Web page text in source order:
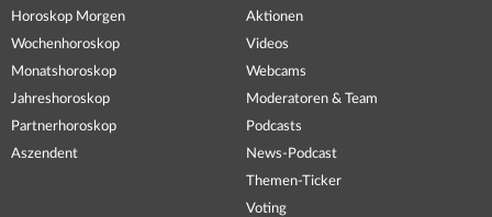
Horoskop Morgen
Wochenhoroskop
Monatshoroskop
Jahreshoroskop
Partnerhoroskop
Aszendent
Aktionen
Videos
Webcams
Moderatoren & Team
Podcasts
News-Podcast
Themen-Ticker
Voting